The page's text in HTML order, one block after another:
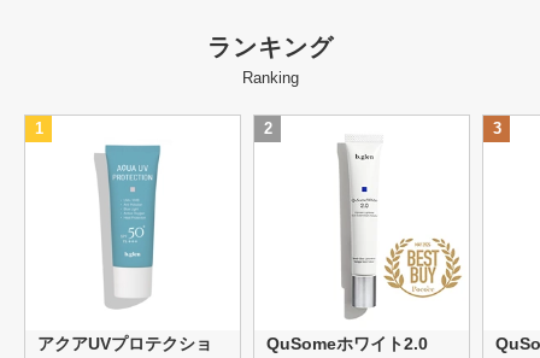
ランキング
Ranking
1
アクアUVプロテクショ
2
QuSomeホワイト2.0
3